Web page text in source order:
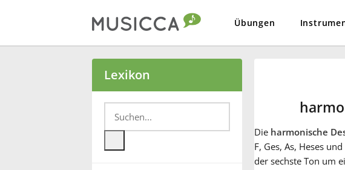
Übungen
Български
Lexikon
Die harmonische
F, Ges, As, Heses
der sechste Ton um